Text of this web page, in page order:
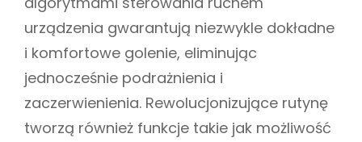
urządzenia gwarantują niezwykle dokładne
i komfortowe golenie, eliminując
jednocześnie podrażnienia i
zaczerwienienia. Rewolucjonizujące rutynę
tworzą również funkcje takie jak możliwość